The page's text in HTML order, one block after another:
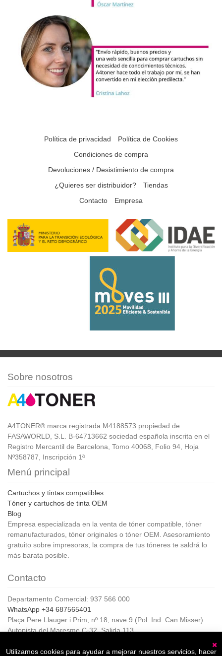
Política de privacidad
Política de Cookies
Condiciones de compra
Devoluciones / Desistimiento de compra
¿Quieres ser distribuidor?
Tiendas
Contacto
Empresa
Sobre nosotros
A4TONER® marca registrada M4188573 propiedad de
FASAWORLD, S.L. B-64713662 sociedad española inscrita en el
Registro Mercantil de Barcelona, Tomo 40068, Folio 94, Hoja
Nº358787, Inscripción 1ª
Menú principal
Cartuchos y tintas compatibles
Tóner y cartuchos de tinta OEM
Blog
Empresa especializada en la venta de tóner compatible, tóner
remanufacturados, tóner originales o tóner OEM. Asesoramiento
gratuito sobre impresoras, la compra de tus tóneres te saldrá lo
más barata posible.
Contacto
Departamento Comercial: 937 566 000
WhatsApp +34 687565401
Plaça Pere Llauger i Prim, nº 18, nave 9 (Pol. Ind. Can Misser)
Autopista del Maresme C-32, Salida 113
Horario de Atención al cliente:
Utilizamos cookies para ayudar a mejorar nuestros servicios, hacer